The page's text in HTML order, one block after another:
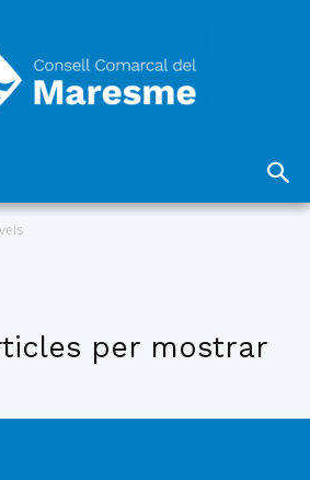
per mostrar